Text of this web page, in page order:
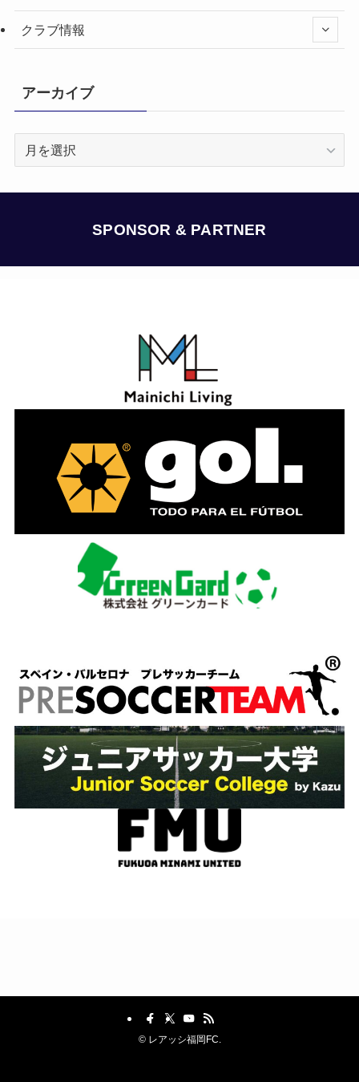
クラブ情報
アーカイブ
SPONSOR & PARTNER
©レアッシ福岡FC.